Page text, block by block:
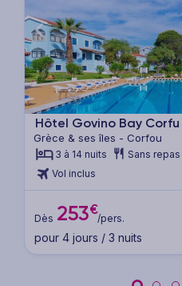
Previous
Hôtel Govino Bay Corfu
Grèce & ses îles - Corfou
3 à 14 nuits
Sans
Vol inclus
Dès 253€
/pers.
pour 4 jours / 3 nuits